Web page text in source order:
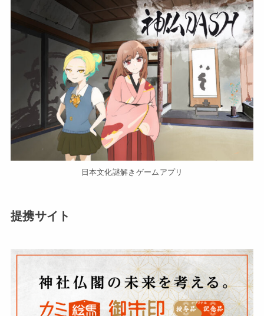
日本文化謎解きゲームアプリ
提携サイト